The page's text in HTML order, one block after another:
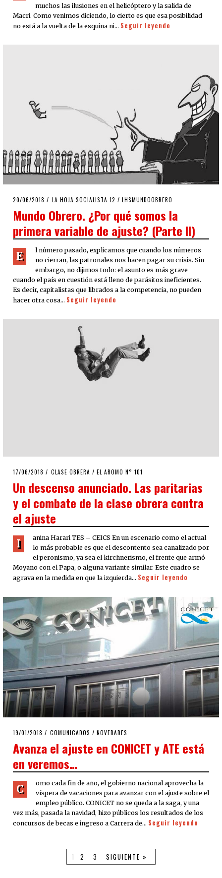
muchos las ilusiones en el helicóptero y la salida de
Macri. Como venimos diciendo, lo cierto es que esa posibilidad
no está a la vuelta de la esquina ni… Seguir leyendo
POSTED
20/06/2018 LA HOJA SOCIALISTA 12 / LHSMUNDOOBRERO
Mundo Obrero. ¿Por qué somos la
primera variable de ajuste? (Parte II)
E
l número pasado, explicamos que cuando los números
no cierran, las patronales nos hacen pagar su crisis. Sin
embargo, no dijimos todo: el asunto es más grave
cuando el país en cuestión está lleno de parásitos ineficientes.
Es decir, capitalistas que librados a la competencia, no pueden
hacer otra cosa… Seguir leyendo
POSTED
17/06/2018 18/06/2018
CLASE OBRERA / EL AROMO N° 101
Un descenso anunciado. Las paritarias
y el combate de la clase obrera contra
el ajuste
I
anina Harari TES – CEICS En un escenario como el actual
lo más probable es que el descontento sea canalizado por
el peronismo, ya sea el kirchnerismo, el frente que armó
Moyano con el Papa, o alguna variante similar. Este cuadro se
agrava en la medida en que la izquierda… Seguir leyendo
POSTED
19/01/2018 19/01/2018
COMUNICADOS / NOVEDADES
Avanza el ajuste en CONICET y ATE está
en veremos…
C
omo cada fin de año, el gobierno nacional aprovecha la
víspera de vacaciones para avanzar con el ajuste sobre el
empleo público. CONICET no se queda a la saga, y una
vez más, pasada la navidad, hizo públicos los resultados de los
concursos de becas e ingreso a Carrera de… Seguir leyendo
1 2 3 SIGUIENTE »